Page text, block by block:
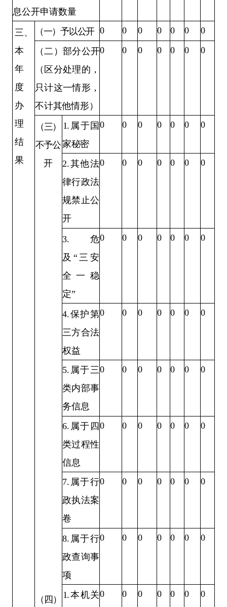
息公开申请数量
三、
本
年
度
办
理
结
果
（一）予以公开 0 0 0 0 0 0 0
（二）部分公开
（区分处理的，
只计这一情形，
不计其他情形）
0 0 0 0 0 0 0
（三）
不予公
开
1. 属于国
家秘密
0 0 0 0 0 0 0
2.其他法
律行政法
规禁止公
开
0 0 0 0 0 0 0
3. 危
及 “三安
全一稳
定”
0 0 0 0 0 0 0
4.保护第
三方合法
权益
0 0 0 0 0 0 0
5. 属于三
类内部事
务信息
0 0 0 0 0 0 0
6. 属于四
类过程性
信息
0 0 0 0 0 0 0
7. 属于行
政执法案
卷
0 0 0 0 0 0 0
8. 属于行
政查询事
项
0 0 0 0 0 0 0
（四）
1.本机关0 0 0 0 0 0 0